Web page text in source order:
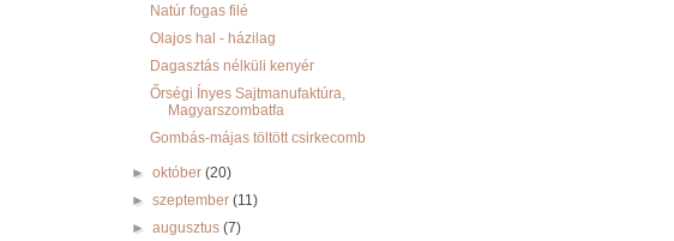
Natúr fogas filé
Olajos hal - házilag
Dagasztás nélküli kenyér
Őrségi Ínyes Sajtmanufaktúra,
Magyarszombatfa
Gombás-májas töltött csirkecomb
►október(20)
►szeptember(11)
►augusztus(7)